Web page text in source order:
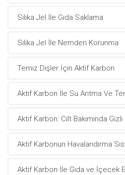
Silika Jel İle Gıda Saklama
Silika Jel İle Nemden Korunma
Temiz Dişler İçin Aktif Karbon
Aktif Karbon İle Su Arıtma Ve
Aktif Karbon: Cilt Bakımında Gizli
Aktif Karbonun Havalandırma
Aktif Karbon İle Gıda ve İçecek